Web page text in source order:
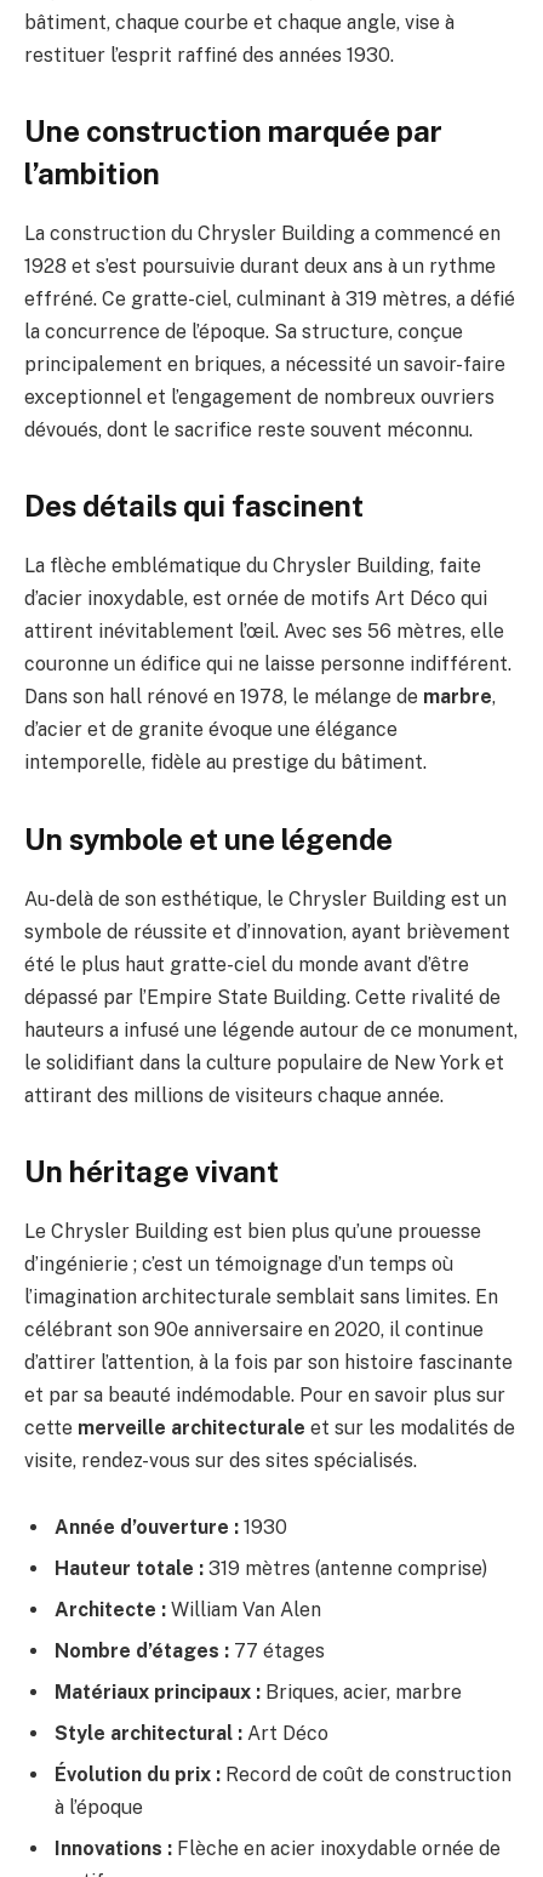
bâtiment, chaque courbe et chaque angle, vise à
restituer l’esprit raffiné des années 1930.
Une construction marquée par
l’ambition
La construction du Chrysler Building a commencé en
1928 et s’est poursuivie durant deux ans à un rythme
effréné. Ce gratte-ciel, culminant à 319 mètres, a défié
la concurrence de l’époque. Sa structure, conçue
principalement en briques, a nécessité un savoir-faire
exceptionnel et l’engagement de nombreux ouvriers
dévoués, dont le sacrifice reste souvent méconnu.
Des détails qui fascinent
La flèche emblématique du Chrysler Building, faite
d’acier inoxydable, est ornée de motifs Art Déco qui
attirent inévitablement l’œil. Avec ses 56 mètres, elle
couronne un édifice qui ne laisse personne indifférent.
Dans son hall rénové en 1978, le mélange de marbre,
d’acier et de granite évoque une élégance
intemporelle, fidèle au prestige du bâtiment.
Un symbole et une légende
Au-delà de son esthétique, le Chrysler Building est un
symbole de réussite et d’innovation, ayant brièvement
été le plus haut gratte-ciel du monde avant d’être
dépassé par l’Empire State Building. Cette rivalité de
hauteurs a infusé une légende autour de ce monument,
le solidifiant dans la culture populaire de New York et
attirant des millions de visiteurs chaque année.
Un héritage vivant
Le Chrysler Building est bien plus qu’une prouesse
d’ingénierie ; c’est un témoignage d’un temps où
l’imagination architecturale semblait sans limites. En
célébrant son 90e anniversaire en 2020, il continue
d’attirer l’attention, à la fois par son histoire fascinante
et par sa beauté indémodable. Pour en savoir plus sur
cette merveille architecturale et sur les modalités de
visite, rendez-vous sur des sites spécialisés.
Année d’ouverture : 1930
Hauteur totale : 319 mètres (antenne comprise)
Architecte : William Van Alen
Nombre d’étages : 77 étages
Matériaux principaux : Briques, acier, marbre
Style architectural : Art Déco
Évolution du prix : Record de coût de construction
à l’époque
Innovations : Flèche en acier inoxydable ornée de